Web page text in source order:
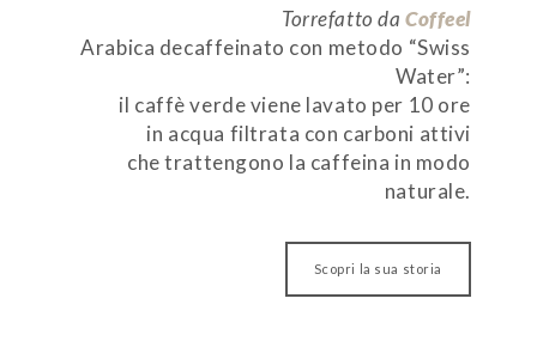
Torrefatto da Coffeel
Arabica decaffeinato con metodo “Swiss
Water”:
il caffè verde viene lavato per 10 ore
in acqua filtrata con carboni attivi
che trattengono la caffeina in modo
naturale.
Scopri la sua storia